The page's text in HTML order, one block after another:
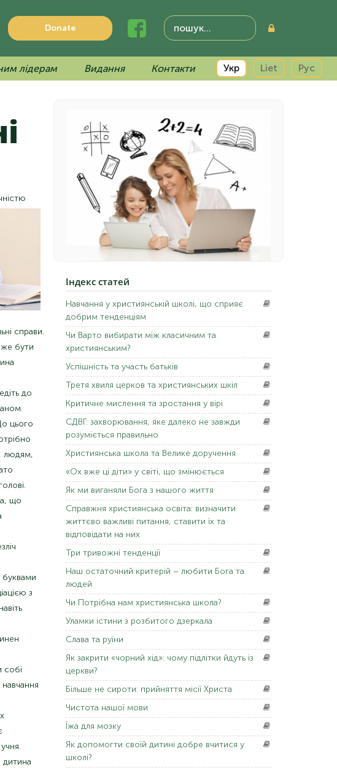
Donate
лідерам Видання Контакти Укр Liet Рус
справи.
бути
до
цього
людям,
що
з
собі
Індекс статей
Навчання у християнській школі, що сприяє
добрим тенденціям
Чи Варто вибирати між класичним та
християнським?
Успішність та участь батьків
Третя хвиля церков та християнських шкіл
Критичне мислення та зростання у вірі
СДВГ: захворювання, яке далеко не завжди
розуміється правильно
Християнська школа та Велике доручення
«Ох вже ці діти» у світі, що змінюється
Як ми виганяли Бога з нашого життя
Справжня християнська освіта: визначити
життєво важливі питання, ставити їх та
відповідати на них
Три тривожні тенденції
Наш остаточний критерій – любити Бога та
людей
Чи Потрібна нам християнська школа?
Уламки істини з розбитого дзеркала
Слава та руїни
Як закрити «чорний хід»: чому підлітки йдуть із
церкви?
Більше не сироти: прийняття місії Христа
Чистота нашої мови
Їжа для мозку
Як допомогти своїй дитині добре вчитися у
школі?